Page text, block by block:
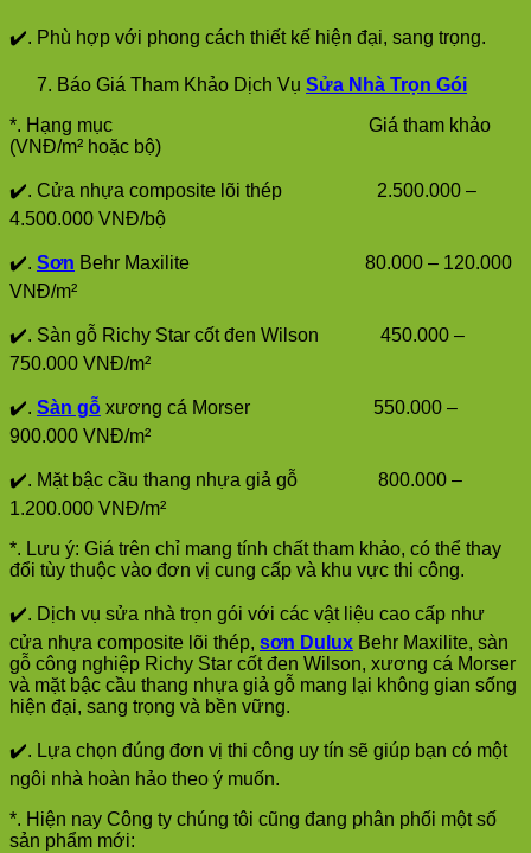
✔️. Phù hợp với phong cách thiết kế hiện đại, sang trọng.
Báo Giá Tham Khảo Dịch Vụ Sửa Nhà Trọn Gói
*. Hạng mục Giá tham khảo
(VNĐ/m² hoặc bộ)
✔️. Cửa nhựa composite lõi thép 2.500.000 –
4.500.000 VNĐ/bộ
✔️. Sơn Behr Maxilite 80.000 – 120.000
VNĐ/m²
✔️. Sàn gỗ Richy Star cốt đen Wilson 450.000 –
750.000 VNĐ/m²
✔️. Sàn gỗ xương cá Morser 550.000 –
900.000 VNĐ/m²
✔️. Mặt bậc cầu thang nhựa giả gỗ 800.000 –
1.200.000 VNĐ/m²
*. Lưu ý: Giá trên chỉ mang tính chất tham khảo, có thể thay
đổi tùy thuộc vào đơn vị cung cấp và khu vực thi công.
✔️. Dịch vụ sửa nhà trọn gói với các vật liệu cao cấp như
cửa nhựa composite lõi thép, sơn Dulux Behr Maxilite, sàn
gỗ công nghiệp Richy Star cốt đen Wilson, xương cá Morser
và mặt bậc cầu thang nhựa giả gỗ mang lại không gian sống
hiện đại, sang trọng và bền vững.
✔️. Lựa chọn đúng đơn vị thi công uy tín sẽ giúp bạn có một
ngôi nhà hoàn hảo theo ý muốn.
*. Hiện nay Công ty chúng tôi cũng đang phân phối một số
sản phẩm mới: